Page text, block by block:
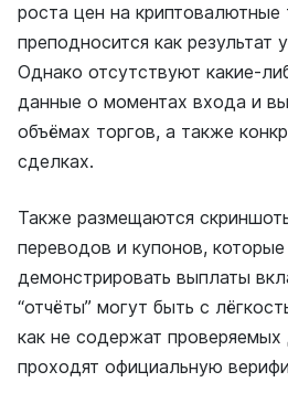
роста цен на криптовалютные
преподносится как результат
Однако отсутствуют какие-
данные о моментах входа и
объёмах торгов, а также
сделках.
Также размещаются
переводов и купонов,
демонстрировать выплаты
“отчёты” могут быть с
как не содержат проверяемых
проходят официальную